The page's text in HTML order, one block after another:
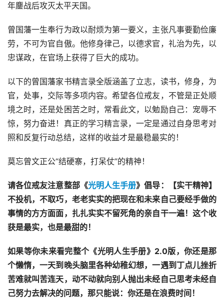
年鏖战后攻灭太平天国。
曾国藩一生奉行为政以耐烦为第一要义，主张凡事要勤俭廉
劳，不可为官自傲。他修身律己，以德求官，礼治为先，以
忠谋政，在官场上获得了巨大的成功。
以下的曾国藩家书精言录全版涵盖了立志，读书，修身，为
官，处事，交际等多项内容。希望各位戒友，不管是正处顺
境之时，还是处困苦之时，常看此文，以勉励自己：宠辱不
惊，努力奋进！真正的学习精言录，一定是通过自身思考对
照和反复行动总结，这样的收益才是最稳最实的！
莫忘曾文正公“结硬寨，打呆仗”的精神！
请各位戒友注意整部《光明人生手册》倡导：【实干精神】
不投机，不取巧，老老实实的把现在和未来自己要经手做的
事情的方方面面，扎扎实实不留死角的亲自干一遍！这个收
获是最实，也是最甜的！
如果等你未来看完整个《光明人生手册》2.0版，你还是那
个懒惰，一天到晚头脑里各种幼稚幻想，一遇到丁点儿挫折
苦难就叫苦连天，动不动就向别人抛出未经自己思考未经自
己努力去解决的问题，那只能说：你还是在浪费时间！